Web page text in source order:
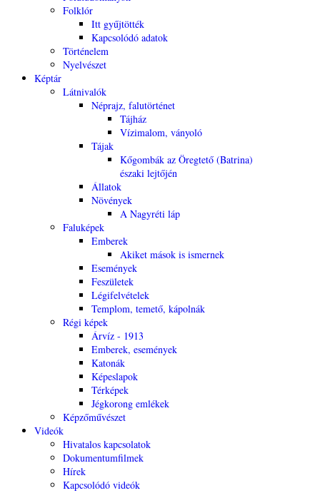
Folklór
Itt gyűjtötték
Kapcsolódó adatok
Történelem
Nyelvészet
Képtár
Látnivalók
Néprajz, falutörténet
Tájház
Vízimalom, ványoló
Tájak
Kőgombák az Öregtető (Batrina)
északi lejtőjén
Állatok
Növények
A Nagyréti láp
Faluképek
Emberek
Akiket mások is ismernek
Események
Feszületek
Légifelvételek
Templom, temető, kápolnák
Régi képek
Árvíz - 1913
Emberek, események
Katonák
Képeslapok
Térképek
Jégkorong emlékek
Képzőművészet
Videók
Hivatalos kapcsolatok
Dokumentumfilmek
Hírek
Kapcsolódó videók